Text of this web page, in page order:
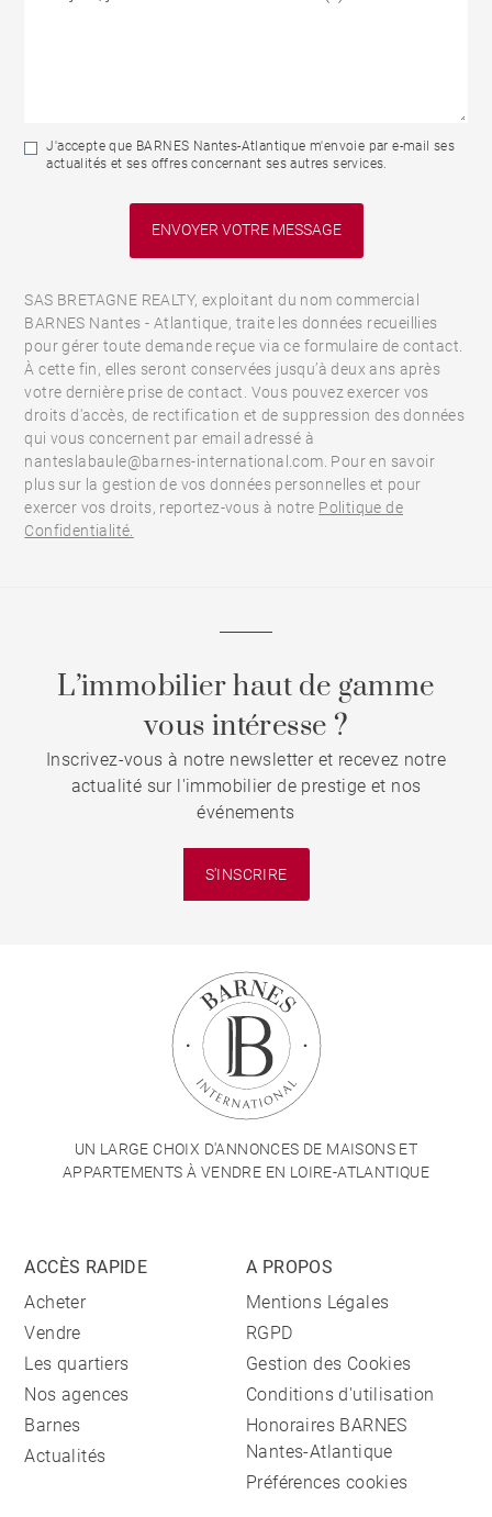
J'accepte que BARNES Nantes-Atlantique m'envoie par e-mail ses
actualités et ses offres concernant ses autres services.
SAS BRETAGNE REALTY, exploitant du nom commercial
BARNES Nantes - Atlantique, traite les données recueillies
pour gérer toute demande reçue via ce formulaire de contact.
À cette fin, elles seront conservées jusqu’à deux ans après
votre dernière prise de contact. Vous pouvez exercer vos
droits d'accès, de rectification et de suppression des données
qui vous concernent par email adressé à
nanteslabaule@barnes-international.com. Pour en savoir
plus sur la gestion de vos données personnelles et pour
exercer vos droits, reportez-vous à notre Politique de
Confidentialité.
L’immobilier haut de gamme
vous intéresse ?
Inscrivez-vous à notre newsletter et recevez notre
actualité sur l'immobilier de prestige et nos
événements
S'INSCRIRE
UN LARGE CHOIX D'ANNONCES DE MAISONS ET
APPARTEMENTS À VENDRE EN LOIRE-ATLANTIQUE
ACCÈS RAPIDE
Acheter
Vendre
Les quartiers
Nos agences
Barnes
Actualités
A PROPOS
Mentions Légales
RGPD
Gestion des Cookies
Conditions d'utilisation
Honoraires BARNES
Nantes-Atlantique
Préférences cookies